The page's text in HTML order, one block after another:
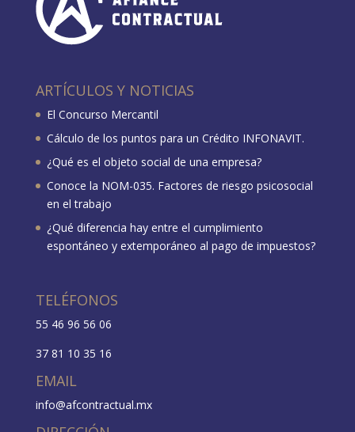
ARTÍCULOS Y NOTICIAS
El Concurso Mercantil
Cálculo de los puntos para un Crédito INFONAVIT.
¿Qué es el objeto social de una empresa?
Conoce la NOM-035. Factores de riesgo psicosocial
en el trabajo
¿Qué diferencia hay entre el cumplimiento
espontáneo y extemporáneo al pago de impuestos?
TELÉFONOS
55 46 96 56 06
37 81 10 35 16
EMAIL
info@afcontractual.mx